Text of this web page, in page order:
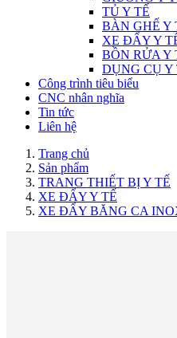
TỦ Y TẾ
BÀN GHẾ Y
XE ĐẨY Y
BỒN RỬA Y
DỤNG CỤ
Công trình tiêu biểu
CNC nhân nghĩa
Tin tức
Liên hệ
Trang chủ
Sản phẩm
TRANG THIẾT BỊ Y TẾ
XE ĐẨY Y TẾ
XE ĐẨY BĂNG CA